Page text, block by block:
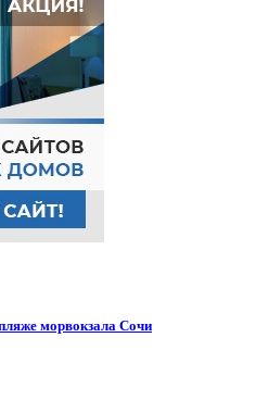
морвокзала Сочи